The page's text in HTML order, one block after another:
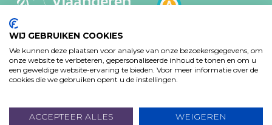
MVO-BELEID
PRIVACY VERKLARING
TOEGANKELIJKHEIDSVERKLARING
www.koba.be
WIJ GEBRUIKEN COOKIES
We kunnen deze plaatsen voor analyse van onze bezoekersgegevens, om
onze website te verbeteren, gepersonaliseerde inhoud te tonen en om u
een geweldige website-ervaring te bieden. Voor meer informatie over de
cookies die we gebruiken opent u de instellingen.
ACCEPTEER ALLES WEIGEREN